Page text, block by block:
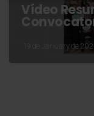
Vídeo
19 de January de